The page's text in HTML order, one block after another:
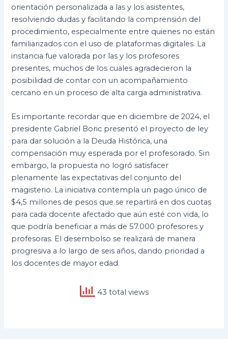
orientación personalizada a las y los asistentes,
resolviendo dudas y facilitando la comprensión del
procedimiento, especialmente entre quienes no están
familiarizados con el uso de plataformas digitales. La
instancia fue valorada por las y los profesores
presentes, muchos de los cuales agradecieron la
posibilidad de contar con un acompañamiento
cercano en un proceso de alta carga administrativa.
Es importante recordar que en diciembre de 2024, el
presidente Gabriel Boric presentó el proyecto de ley
para dar solución a la Deuda Histórica, una
compensación muy esperada por el profesorado. Sin
embargo, la propuesta no logró satisfacer
plenamente las expectativas del conjunto del
magisterio. La iniciativa contempla un pago único de
$4,5 millones de pesos que se repartirá en dos cuotas
para cada docente afectado que aún esté con vida, lo
que podría beneficiar a más de 57.000 profesores y
profesoras. El desembolso se realizará de manera
progresiva a lo largo de seis años, dando prioridad a
los docentes de mayor edad.
43 total views